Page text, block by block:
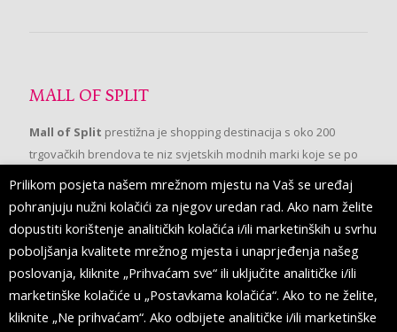
MALL OF SPLIT
Mall of Split prestižna je shopping destinacija s oko 200
trgovačkih brendova te niz svjetskih modnih marki koje se po
prvi put pojavljuju u Splitu.
PRATITE NAS
Prilikom posjeta našem mrežnom mjestu na Vaš se uređaj
pohranjuju nužni kolačići za njegov uredan rad. Ako nam želite
dopustiti korištenje analitičkih kolačića i/ili marketinških u svrhu
poboljšanja kvalitete mrežnog mjesta i unaprjeđenja našeg
poslovanja, kliknite „Prihvaćam sve“ ili uključite analitičke i/ili
marketinške kolačiće u „Postavkama kolačića“. Ako to ne želite,
kliknite „Ne prihvaćam“. Ako odbijete analitičke i/ili marketinške